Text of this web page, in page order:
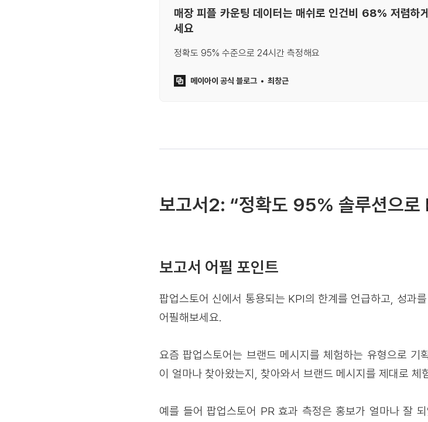
매장 피플 카운팅 데이터는 매쉬로 인건비 68% 저렴하
세요
정확도 95% 수준으로 24시간 측정해요
메이아이 공식 블로그 최창근
보고서2: “정확도 95% 솔루션으로
보고서 어필 포인트
팝업스토어 신에서 통용되는 KPI의 한계를 언급하고, 성과
어필해보세요.
요즘 팝업스토어는 브랜드 메시지를 체험하는 유형으로 기
이 얼마나 찾아왔는지, 찾아와서 브랜드 메시지를 제대로
예를 들어 팝업스토어 PR 효과 측정은 홍보가 얼마나 잘